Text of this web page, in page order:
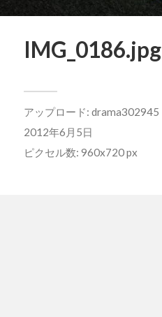
IMG_0186.jpg
アップロード: drama302945
2012年6月5日
ピクセル数: 960x720 px